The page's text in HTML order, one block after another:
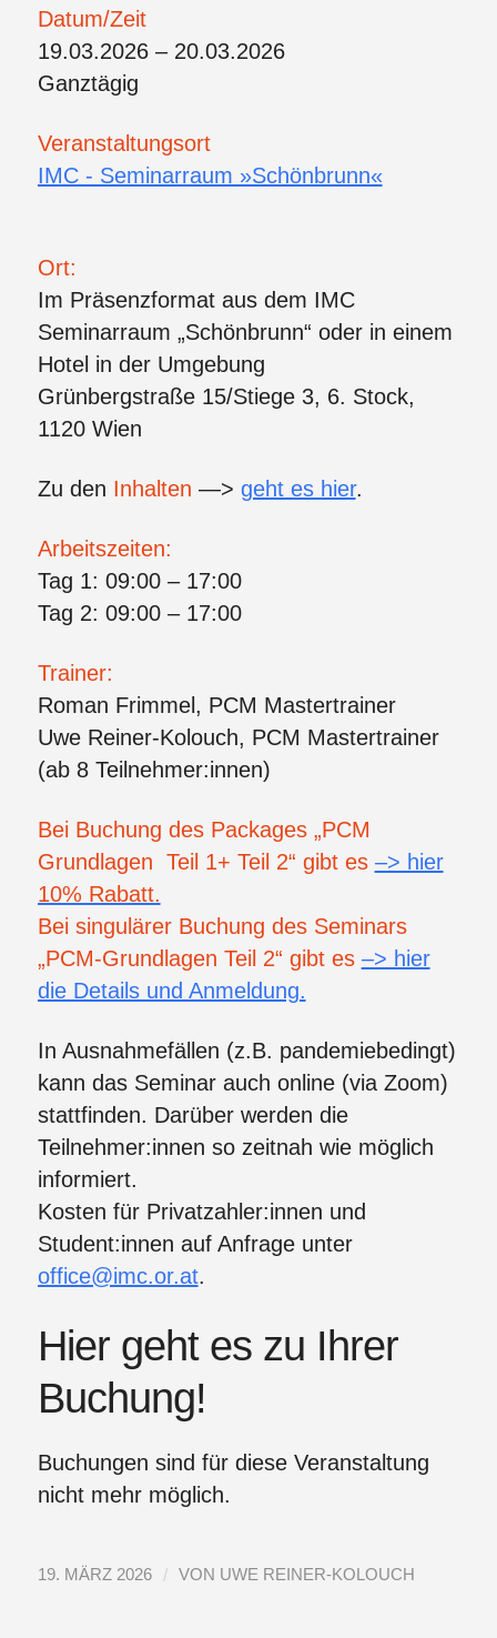
Datum/Zeit
19.03.2026 – 20.03.2026
Ganztägig
Veranstaltungsort
IMC - Seminarraum »Schönbrunn«
Ort:
Im Präsenzformat aus dem IMC
Seminarraum „Schönbrunn“ oder in einem
Hotel in der Umgebung
Grünbergstraße 15/Stiege 3, 6. Stock,
1120 Wien
Zu den Inhalten —> geht es hier.
Arbeitszeiten:
Tag 1: 09:00 – 17:00
Tag 2: 09:00 – 17:00
Trainer:
Roman Frimmel, PCM Mastertrainer
Uwe Reiner-Kolouch, PCM Mastertrainer
(ab 8 Teilnehmer:innen)
Bei Buchung des Packages „PCM
Grundlagen Teil 1+ Teil 2“ gibt es –> hier
10% Rabatt.
Bei singulärer Buchung des Seminars
„PCM-Grundlagen Teil 2“ gibt es –> hier
die Details und Anmeldung.
In Ausnahmefällen (z.B. pandemiebedingt)
kann das Seminar auch online (via Zoom)
stattfinden. Darüber werden die
Teilnehmer:innen so zeitnah wie möglich
informiert.
Kosten für Privatzahler:innen und
Student:innen auf Anfrage unter
office@imc.or.at.
Hier geht es zu Ihrer
Buchung!
Buchungen sind für diese Veranstaltung
nicht mehr möglich.
19. MÄRZ 2026 / VON UWE REINER-KOLOUCH